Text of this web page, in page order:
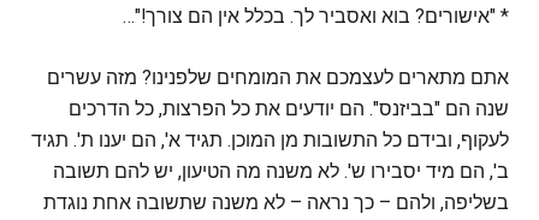
* "אישורים? בוא ואסביר לך. בכלל אין הם צורך!"…
אתם מתארים לעצמכם את המומחים שלפנינו? מזה עשרים
שנה הם "בביזנס". הם יודעים את כל הפרצות, כל הדרכים
לעקוף, ובידם כל התשובות מן המוכן. תגיד א', הם יענו ת'. תגיד
ב', הם מיד יסבירו ש'. לא משנה מה הטיעון, יש להם תשובה
בשליפה, ולהם – כך נראה – לא משנה שתשובה אחת נוגדת